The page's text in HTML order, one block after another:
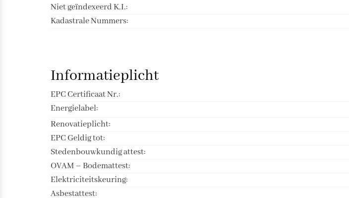
Niet geïndexeerd K.I.:
Kadastrale Nummers:
Informatieplicht
EPC Certificaat Nr.:
Energielabel:
Renovatieplicht:
EPC Geldig tot:
Stedenbouwkundig attest:
OVAM – Bodemattest:
Elektriciteitskeuring:
Asbestattest: